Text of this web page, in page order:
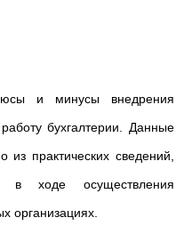
и минусы внедрения
бухгалтерии. Данные
практических сведений,
в ходе осуществления
организациях.